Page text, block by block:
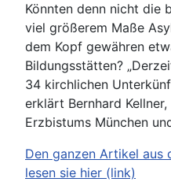
Könnten denn nicht die
viel größerem Maße
dem Kopf gewähren
Bildungsstätten?
34 kirchlichen
erklärt Bernhard
Erzbistums München
Den ganzen Artikel aus
lesen sie hier (link)